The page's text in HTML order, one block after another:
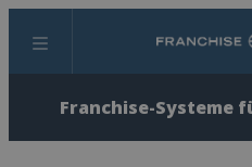
Menü
Franchise-Systeme